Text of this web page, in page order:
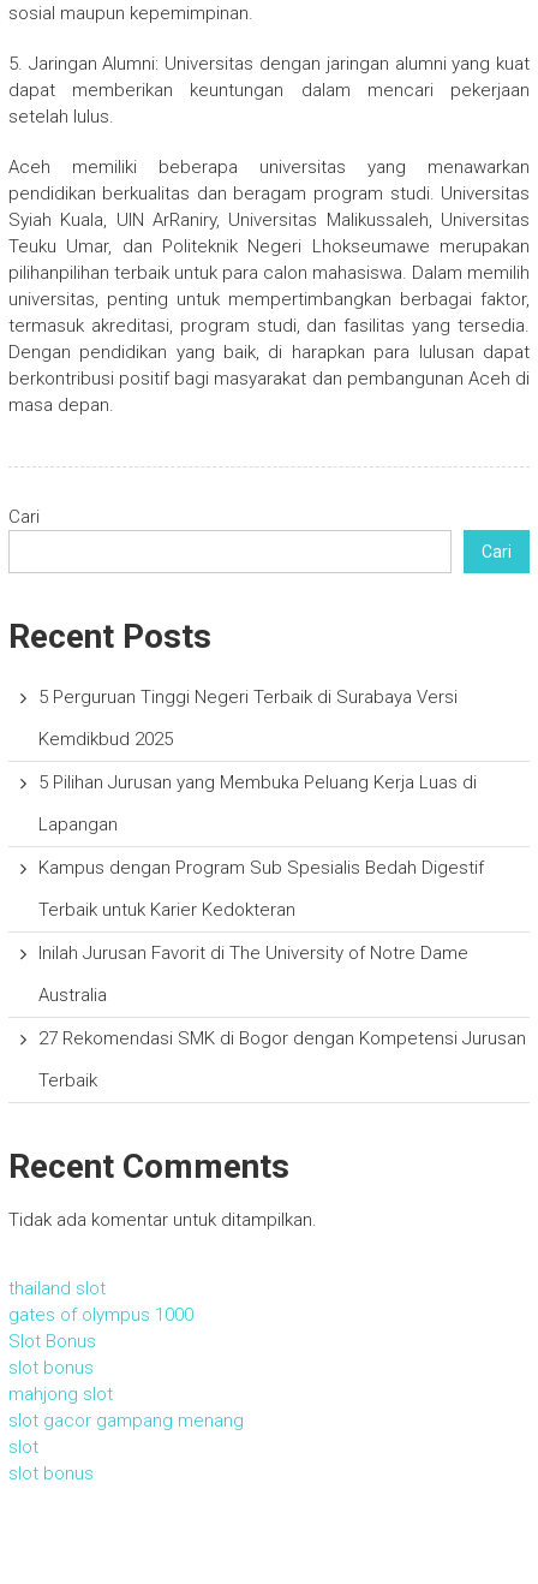
sosial maupun kepemimpinan.
5. Jaringan Alumni: Universitas dengan jaringan alumni yang kuat
dapat memberikan keuntungan dalam mencari pekerjaan
setelah lulus.
Aceh memiliki beberapa universitas yang menawarkan
pendidikan berkualitas dan beragam program studi. Universitas
Syiah Kuala, UIN ArRaniry, Universitas Malikussaleh, Universitas
Teuku Umar, dan Politeknik Negeri Lhokseumawe merupakan
pilihanpilihan terbaik untuk para calon mahasiswa. Dalam memilih
universitas, penting untuk mempertimbangkan berbagai faktor,
termasuk akreditasi, program studi, dan fasilitas yang tersedia.
Dengan pendidikan yang baik, di harapkan para lulusan dapat
berkontribusi positif bagi masyarakat dan pembangunan Aceh di
masa depan.
Cari
Cari
Recent Posts
5 Perguruan Tinggi Negeri Terbaik di Surabaya Versi
Kemdikbud 2025
5 Pilihan Jurusan yang Membuka Peluang Kerja Luas di
Lapangan
Kampus dengan Program Sub Spesialis Bedah Digestif
Terbaik untuk Karier Kedokteran
Inilah Jurusan Favorit di The University of Notre Dame
Australia
27 Rekomendasi SMK di Bogor dengan Kompetensi Jurusan
Terbaik
Recent Comments
Tidak ada komentar untuk ditampilkan.
thailand slot
gates of olympus 1000
Slot Bonus
slot bonus
mahjong slot
slot gacor gampang menang
slot
slot bonus